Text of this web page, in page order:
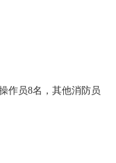
员8名，其他消防员